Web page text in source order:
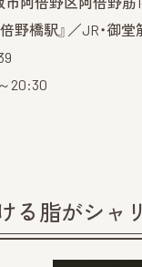
野橋駅』／JR・御堂
20:30
る脂がシャ